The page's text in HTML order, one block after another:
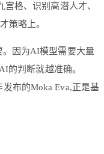
格、识别高潜人才、
策略上。
因为AI模型需要大量
的判断就越准确。
布的Moka Eva,正是基